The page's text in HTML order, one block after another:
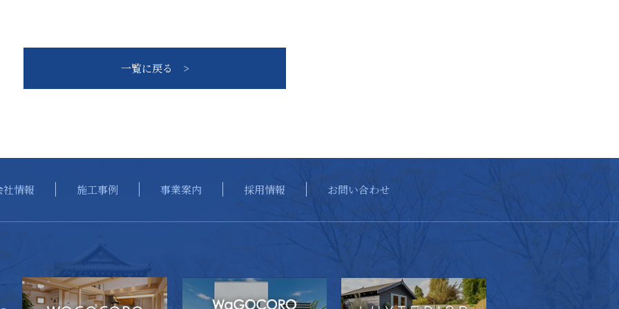
一覧に戻る >
社情報 施工事例 事業案内 採用情報 お問い合わせ